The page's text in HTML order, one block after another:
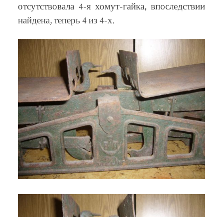
отсутствовала 4-я хомут-гайка, впоследствии
найдена, теперь 4 из 4-х.